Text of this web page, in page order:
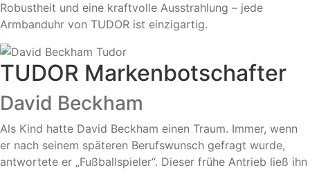
Robustheit und eine kraftvolle Ausstrahlung – jede
Armbanduhr von TUDOR ist einzigartig.
TUDOR Markenbotschafter
David Beckham
Als Kind hatte David Beckham einen Traum. Immer, wenn
er nach seinem späteren Berufswunsch gefragt wurde,
antwortete er „Fußballspieler“. Dieser frühe Antrieb ließ ihn